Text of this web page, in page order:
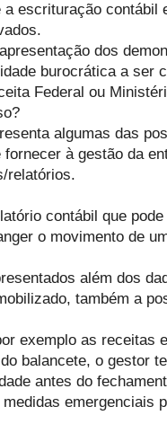
a escrituração contábil
dos
burocrática a ser
Federal ou
algumas das
fornecer à gestão da
relatórios.
contábil que
o movimento de
além dos
também a
exemplo as receitas
balancete, o gestor
antes do
emergenciais